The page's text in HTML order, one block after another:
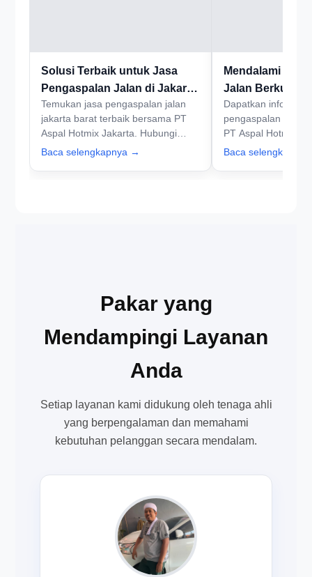
Solusi Terbaik untuk Jasa
Pengaspalan Jalan di Jakarta
Barat
Temukan jasa pengaspalan jalan
jakarta barat terbaik bersama PT
Aspal Hotmix Jakarta. Hubungi
kami sekarang untuk perbaikan
Baca selengkapnya →
Mendalami
Jalan
Barat
Dapatkan
pengaspalan jalan
PT Aspal Hotmix
hubungi kami
Baca
Pakar yang
Mendampingi Layanan
Anda
Setiap layanan kami didukung oleh tenaga ahli
yang berpengalaman dan memahami
kebutuhan pelanggan secara mendalam.